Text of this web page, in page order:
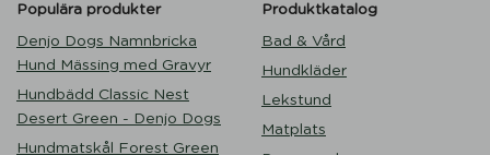
Populära produkter
Denjo Dogs Namnbricka
Hund Mässing med Gravyr
Hundbädd Classic Nest
Desert Green - Denjo Dogs
Hundmatskål Forest Green
Produktkatalog
Bad & Vård
Hundkläder
Lekstund
Matplats